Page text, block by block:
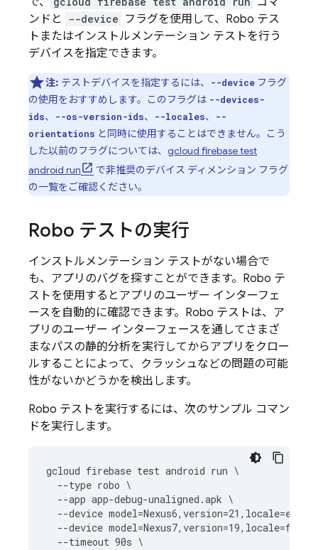
ンドと
--device フラグを使用して、Robo テス
トまたはインストルメンテーション テストを行う
デバイスを指定できます。
注: テストデバイスを指定するには、 --deviceフラグ
の使用をおすすめします。このフラグは --devices-
ids、 --os-version-ids、 --locales、
--
orientations と同時に使用することはできません。こう
した以前のフラグについては、 gcloud firebase test
android run
で非推奨のデバイス ディメンション フラグ
の一覧をご確認ください。
Robo テストの実行
インストルメンテーション テストがない場合で
も、アプリのバグを探すことができます。Robo テ
ストを使用するとアプリのユーザー インターフェ
ースを自動的に確認できます。Robo テストは、ア
プリのユーザー インターフェースを通してさまざ
まなパスの静的分析を実行してからアプリをクロー
ルすることによって、クラッシュなどの問題の可能
性がないかどうかを検出します。
Robo テストを実行するには、次のサンプル コマン
ドを実行します。
gcloud firebase test android run \
  --type robo \
  --app app-debug-unaligned.apk \
--device
--device
  --timeout 90s \